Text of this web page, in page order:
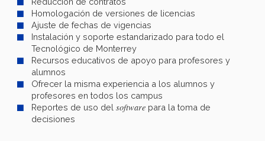
Homologación de versiones de licencias
Ajuste de fechas de vigencias
Instalación y soporte estandarizado para todo el
Tecnológico de Monterrey
Recursos educativos de apoyo para profesores y
alumnos
Ofrecer la misma experiencia a los alumnos y
profesores en todos los campus
Reportes de uso del software para la toma de
decisiones